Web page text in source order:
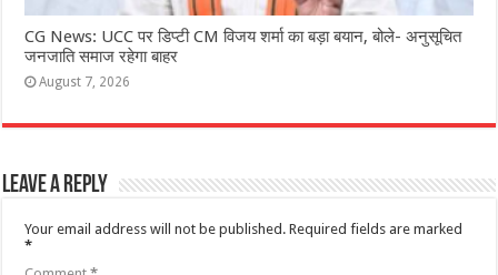
CG News: UCC पर डिप्टी CM विजय शर्मा का बड़ा बयान, बोले- अनुसूचित
जनजाति समाज रहेगा बाहर
August 7, 2026
Leave a Reply
Your email address will not be published. Required fields are marked
*